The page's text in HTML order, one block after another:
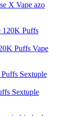
X Vape azo
Puffs Vape
Sextuple